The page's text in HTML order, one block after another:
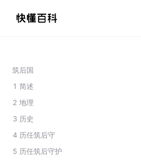
筑后国
1 简述
2 地理
3 历史
4 历任筑后守
5 历任筑后守护